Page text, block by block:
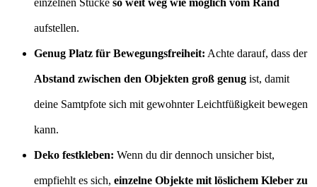
aufstellen.
Genug Platz für Bewegungsfreiheit: Achte darauf, dass der
Abstand zwischen den Objekten groß genug ist, damit
deine Samtpfote sich mit gewohnter Leichtfüßigkeit bewegen
kann.
Deko festkleben: Wenn du dir dennoch unsicher bist,
empfiehlt es sich, einzelne Objekte mit löslichem Kleber zu